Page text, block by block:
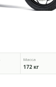
Масса
172 кг